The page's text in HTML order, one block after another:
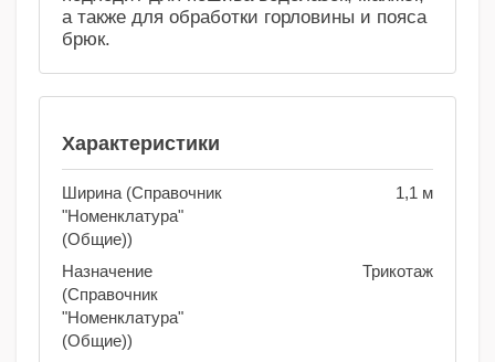
а также для обработки горловины и пояса
брюк.
Характеристики
Ширина (Справочник
"Номенклатура"
(Общие))
1,1 м
Назначение
(Справочник
"Номенклатура"
(Общие))
Трикотаж